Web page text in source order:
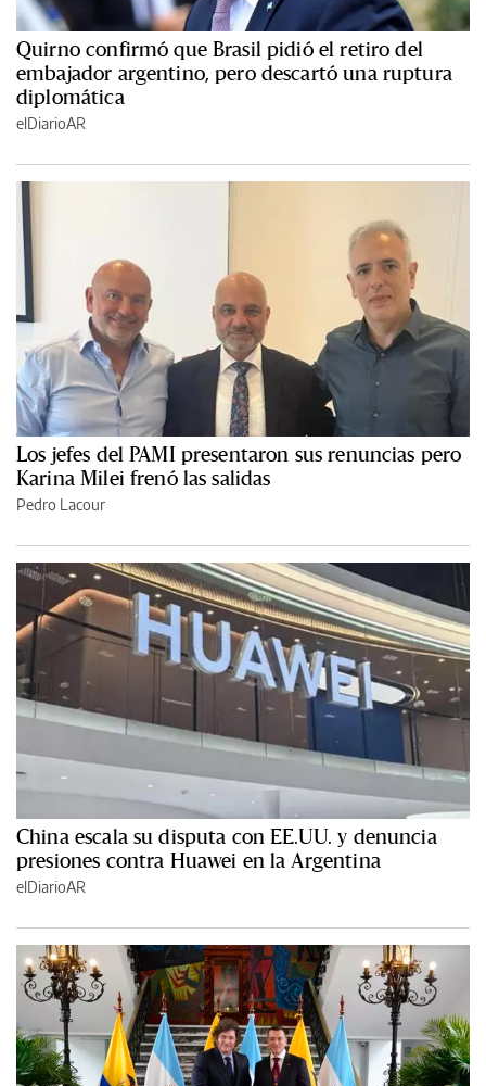
Quirno confirmó que Brasil pidió el retiro del
embajador argentino, pero descartó una ruptura
diplomática
elDiarioAR
Los jefes del PAMI presentaron sus renuncias pero
Karina Milei frenó las salidas
Pedro Lacour
China escala su disputa con EE.UU. y denuncia
presiones contra Huawei en la Argentina
elDiarioAR